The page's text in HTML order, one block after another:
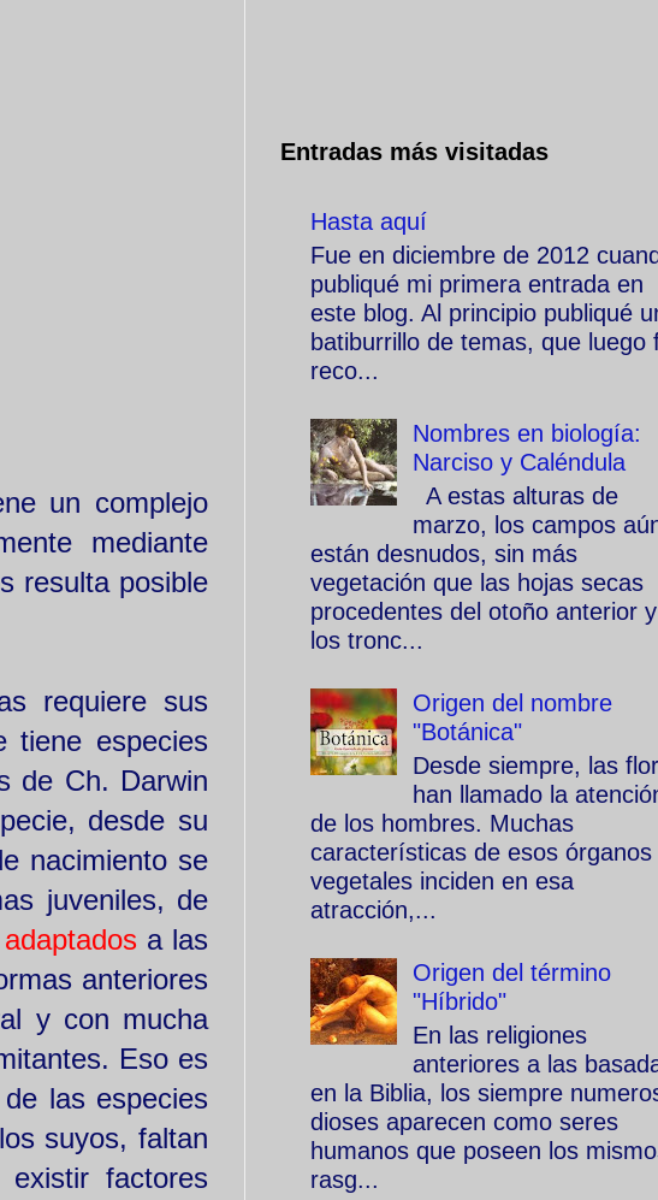
un complejo
mediante
resulta posible
requiere sus
tiene especies
de Ch. Darwin
desde su
nacimiento se
juveniles, de
a las
anteriores
y con mucha
Eso es
las especies
suyos, faltan
factores
Entradas más visitadas
Hasta aquí
Fue en diciembre de 2012
publiqué mi primera entrada en
este blog. Al principio publiqué
batiburrillo de temas, que luego
reco...
Nombres en biología:
Narciso y Caléndula
A estas alturas de
marzo, los campos
están desnudos, sin más
vegetación que las hojas secas
procedentes del otoño anterior y
los tronc...
Origen del nombre
"Botánica"
Desde siempre, las
han llamado la
de los hombres. Muchas
características de esos órganos
vegetales inciden en esa
atracción,...
Origen del término
"Híbrido"
En las religiones
anteriores a las
en la Biblia, los siempre
dioses aparecen como seres
humanos que poseen los
rasg...